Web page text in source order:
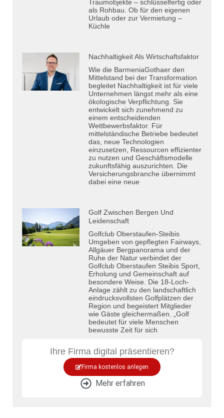
Traumobjekte – schlüsselfertig oder
als Rohbau. Ob für den eigenen
Urlaub oder zur Vermietung –
Küchle
Nachhaltigkeit Als Wirtschaftsfaktor
Wie die BarmeniaGothaer den
Mittelstand bei der Transformation
begleitet Nachhaltigkeit ist für viele
Unternehmen längst mehr als eine
ökologische Verpflichtung. Sie
entwickelt sich zunehmend zu
einem entscheidenden
Wettbewerbsfaktor. Für
mittelständische Betriebe bedeutet
das, neue Technologien
einzusetzen, Ressourcen effizienter
zu nutzen und Geschäftsmodelle
zukunftsfähig auszurichten. Die
Versicherungsbranche übernimmt
dabei eine neue
Golf Zwischen Bergen Und
Leidenschaft
Golfclub Oberstaufen-Steibis
Umgeben von gepflegten Fairways,
Allgäuer Bergpanorama und der
Ruhe der Natur verbindet der
Golfclub Oberstaufen Steibis Sport,
Erholung und Gemeinschaft auf
besondere Weise. Die 18-Loch-
Anlage zählt zu den landschaftlich
eindrucksvollsten Golfplätzen der
Region und begeistert Mitglieder
wie Gäste gleichermaßen. „Golf
bedeutet für viele Menschen
bewusste Zeit für sich
Ihre Firma digital präsentieren?
Firma kostenlos anlegen
Mehr erfahren